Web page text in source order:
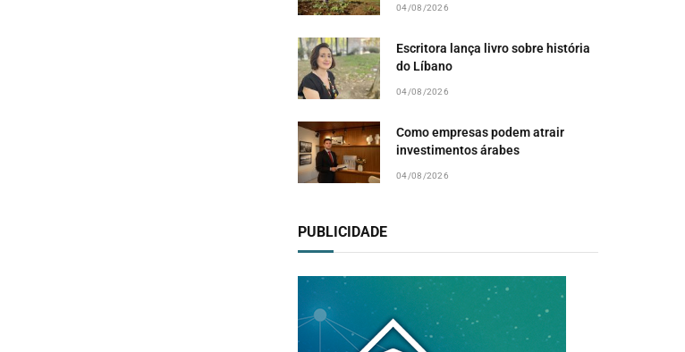
04/08/2026
Escritora lança livro sobre história
do Líbano
04/08/2026
Como empresas podem atrair
investimentos árabes
04/08/2026
PUBLICIDADE